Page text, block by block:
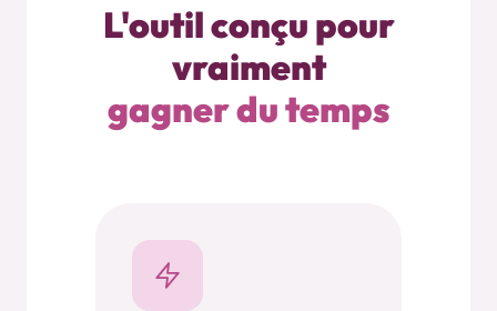
L'outil conçu pour
vraiment
gagner du temps